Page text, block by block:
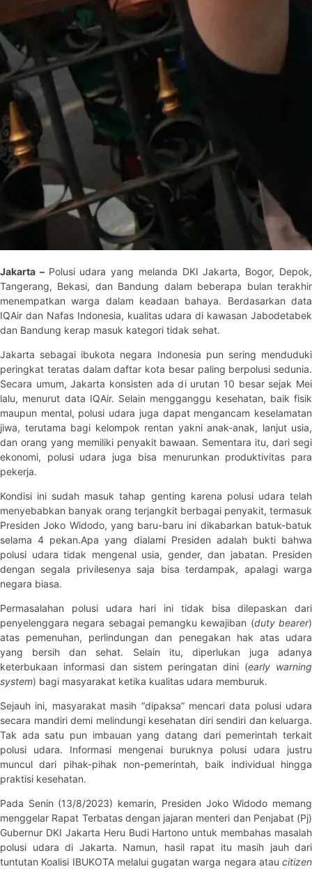
Jakarta – Polusi udara yang melanda DKI Jakarta, Bogor, Depok,
Tangerang, Bekasi, dan Bandung dalam beberapa bulan terakhir
menempatkan warga dalam keadaan bahaya. Berdasarkan data
IQAir dan Nafas Indonesia, kualitas udara di kawasan Jabodetabek
dan Bandung kerap masuk kategori tidak sehat.
Jakarta sebagai ibukota negara Indonesia pun sering menduduki
peringkat teratas dalam daftar kota besar paling berpolusi sedunia.
Secara umum, Jakarta konsisten ada di urutan 10 besar sejak Mei
lalu, menurut data IQAir. Selain mengganggu kesehatan, baik fisik
maupun mental, polusi udara juga dapat mengancam keselamatan
jiwa, terutama bagi kelompok rentan yakni anak-anak, lanjut usia,
dan orang yang memiliki penyakit bawaan. Sementara itu, dari segi
ekonomi, polusi udara juga bisa menurunkan produktivitas para
pekerja.
Kondisi ini sudah masuk tahap genting karena polusi udara telah
menyebabkan banyak orang terjangkit berbagai penyakit, termasuk
Presiden Joko Widodo, yang baru-baru ini dikabarkan batuk-batuk
selama 4 pekan.Apa yang dialami Presiden adalah bukti bahwa
polusi udara tidak mengenal usia, gender, dan jabatan. Presiden
dengan segala privilesenya saja bisa terdampak, apalagi warga
negara biasa.
Permasalahan polusi udara hari ini tidak bisa dilepaskan dari
penyelenggara negara sebagai pemangku kewajiban (duty bearer)
atas pemenuhan, perlindungan dan penegakan hak atas udara
yang bersih dan sehat. Selain itu, diperlukan juga adanya
keterbukaan informasi dan sistem peringatan dini (early warning
system) bagi masyarakat ketika kualitas udara memburuk.
Sejauh ini, masyarakat masih “dipaksa” mencari data polusi udara
secara mandiri demi melindungi kesehatan diri sendiri dan keluarga.
Tak ada satu pun imbauan yang datang dari pemerintah terkait
polusi udara. Informasi mengenai buruknya polusi udara justru
muncul dari pihak-pihak non-pemerintah, baik individual hingga
praktisi kesehatan.
Pada Senin (13/8/2023) kemarin, Presiden Joko Widodo memang
menggelar Rapat Terbatas dengan jajaran menteri dan Penjabat (Pj)
Gubernur DKI Jakarta Heru Budi Hartono untuk membahas masalah
polusi udara di Jakarta. Namun, hasil rapat itu masih jauh dari
tuntutan Koalisi IBUKOTA melalui gugatan warga negara atau citizen